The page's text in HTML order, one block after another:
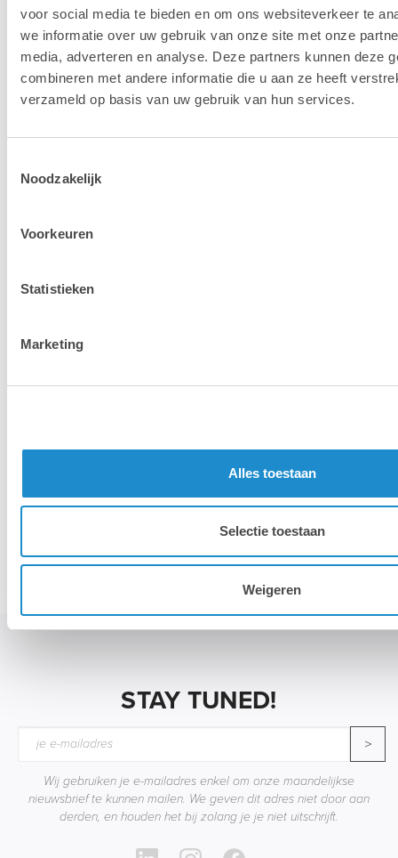
voor social media te bieden en om ons websiteverkeer te
we informatie over uw gebruik van onze site met onze
media, adverteren en analyse. Deze partners kunnen deze
combineren met andere informatie die u aan ze heeft
verzameld op basis van uw gebruik van hun services.
Noodzakelijk
Voorkeuren
Statistieken
Marketing
Alles toestaan
Selectie toestaan
Weigeren
iPhone iPad
STAY TUNED!
>
Wij gebruiken je e-mailadres enkel om onze maandelijkse
nieuwsbrief te kunnen mailen. We geven dit adres niet door aan
derden, en houden het bij zolang je je niet uitschrijft.